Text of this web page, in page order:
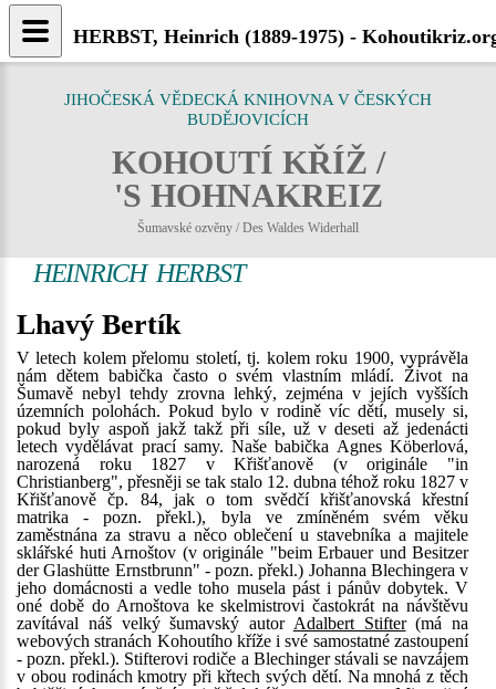
JIHOČESKÁ VĚDECKÁ KNIHOVNA V ČESKÝCH
BUDĚJOVICÍCH
KOHOUTÍ KŘÍŽ /
'S HOHNAKREIZ
Šumavské ozvěny / Des Waldes Widerhall
HEINRICH HERBST
Lhavý Bertík
V letech kolem přelomu století, tj. kolem roku 1900, vyprávěla
nám dětem babička často o svém vlastním mládí. Život na
Šumavě nebyl tehdy zrovna lehký, zejména v jejích vyšších
územních polohách. Pokud bylo v rodině víc dětí, musely si,
pokud byly aspoň jakž takž při síle, už v deseti až jedenácti
letech vydělávat prací samy. Naše babička Agnes Köberlová,
narozená roku 1827 v Křišťanově (v originále "in
Christianberg", přesněji se tak stalo 12. dubna téhož roku 1827 v
Křišťanově čp. 84, jak o tom svědčí křišťanovská křestní
matrika - pozn. překl.), byla ve zmíněném svém věku
zaměstnána za stravu a něco oblečení u stavebníka a majitele
sklářské huti Arnoštov (v originále "beim Erbauer und Besitzer
der Glashütte Ernstbrunn" - pozn. překl.) Johanna Blechingera v
jeho domácnosti a vedle toho musela pást i pánův dobytek. V
oné době do Arnoštova ke skelmistrovi častokrát na návštěvu
zavítával náš velký šumavský autor Adalbert Stifter(má na
webových stranách Kohoutího kříže i své samostatné zastoupení
- pozn. překl.). Stifterovi rodiče a Blechinger stávali se navzájem
v obou rodinách kmotry při křtech svých dětí. Na mnohá z těch
HERBST, Heinrich (1889-1975) -